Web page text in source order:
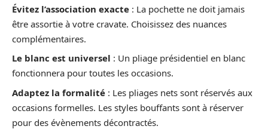
Évitez l’association exacte : La pochette ne doit jamais
être assortie à votre cravate. Choisissez des nuances
complémentaires.
Le blanc est universel : Un pliage présidentiel en blanc
fonctionnera pour toutes les occasions.
Adaptez la formalité : Les pliages nets sont réservés aux
occasions formelles. Les styles bouffants sont à réserver
pour des évènements décontractés.